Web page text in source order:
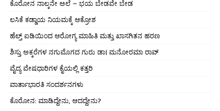
ಕೊರೋನ ನಾಲ್ಕನೇ ಅಲೆ – ಭಯ ಬೇಡವೇ ಬೇಡ
ಲಸಿಕೆ ಕಡ್ಡಾಯ ನಿಯಮಕ್ಕೆ ಆಕ್ರೋಶ
ಹೆಲ್ತ್ ಐಡಿಯಿಂದ ಆರೋಗ್ಯ ಮಾಹಿತಿ ಮತ್ತು ಖಾಸಗಿತನ ಹರಣ
ಶಿಸ್ತು ಅಕ್ಕರೆಗಳ ನಗುಮೊಗದ ಗುರು ಡಾ। ಮನೋರಮಾ ರಾವ್
ವೈದ್ಯ ವೇಷಧಾರಿಗಳ ಕೈಯಲ್ಲಿ ಕತ್ತರಿ
ವಾರ್ತಾಭಾರತಿ ಸಂದರ್ಶನಗಳು
ಕೊರೋನ: ಮಾಡಿದ್ದೇನು, ಆದದ್ದೇನು?